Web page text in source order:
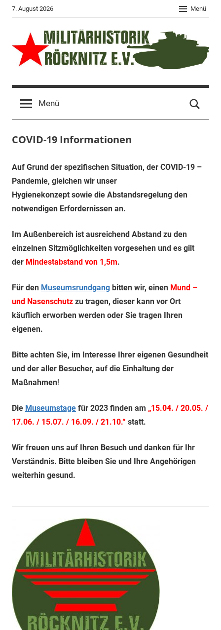
Zum
Inhalt
springen
7. August 2026 Menü
Militärhistorik
Röcknitz
e.V.
Sachsen
–
–
–
Militärhistorische
Technik
Panzer
Gutschein
–
–
Teambildende
Maßnahmen
–
–
Junggesellen
–
mit-
und
Leipzig
Menü
COVID-19 Informationen
Auf Grund der spezifischen Situation, der COVID-19 –
Pandemie, gleichen wir unser
Hygienekonzept sowie die Abstandsregelung den
notwendigen Erfordernissen an.
Im Außenbereich ist ausreichend Abstand zu den
einzelnen Sitzmöglichkeiten vorgesehen und es gilt
der Mindestabstand von 1,5m.
Für den Museumsrundgang bitten wir, einen Mund –
und Nasenschutz zu tragen, dieser kann vor Ort
käuflich erworben werden oder Sie tragen Ihren
eigenen.
Bitte achten Sie, im Interesse Ihrer eigenen Gesundheit
und der aller Besucher, auf die Einhaltung der
Maßnahmen!
Die Museumstage für 2023 finden am „15.04. / 20.05. /
17.06. / 15.07. / 16.09. / 21.10.“ statt.
Wir freuen uns auf Ihren Besuch und danken für Ihr
Verständnis. Bitte bleiben Sie und Ihre Angehörigen
weiterhin gesund.